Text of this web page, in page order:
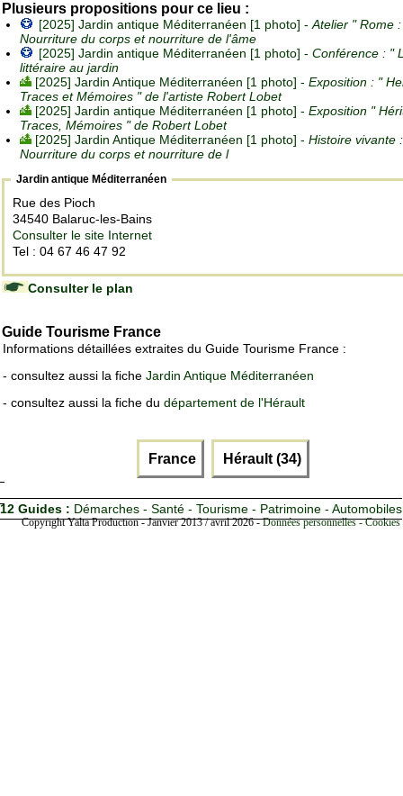
Plusieurs propositions pour ce lieu :
[2025] Jardin antique Méditerranéen [1 photo] -Atelier " Rome :
Nourriture du corps et nourriture de l'âme
[2025] Jardin antique Méditerranéen [1 photo] - Conférence : "
littéraire au jardin
[2025] Jardin Antique Méditerranéen [1 photo] - Exposition : "
Traces et Mémoires " de l'artiste Robert Lobet
[2025] Jardin antique Méditerranéen [1 photo] - Exposition "
Traces, Mémoires " de Robert Lobet
[2025] Jardin Antique Méditerranéen [1 photo] - Histoire vivante
Nourriture du corps et nourriture de l
Jardin antique Méditerranéen
Rue des Pioch
34540 Balaruc-les-Bains
Consulter le site Internet
Tel : 04 67 46 47 92
Consulter le plan
Guide Tourisme France
Informations détaillées extraites du Guide Tourisme France :
- consultez aussi la fiche Jardin Antique Méditerranéen
- consultez aussi la fiche du département de l'Hérault
France Hérault (34)
12 Guides : Démarches - Santé - Tourisme - Patrimoine - Automobiles
Copyright Yalta Production - Janvier 2013 / avril 2026 -Données personnelles -